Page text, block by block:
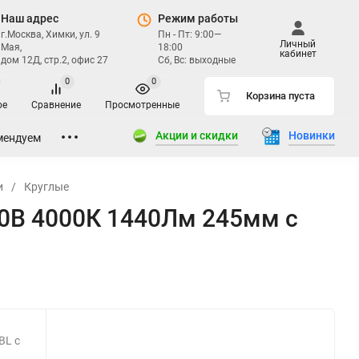
Наш адрес
г.Москва, Химки, ул. 9
Мая,
дом 12Д, стр.2, офис 27
Режим работы
Пн - Пт: 9:00—
18:00
Сб, Вс: выходные
Личный
кабинет
Сравнение
0
Просмотренные
0
Корзина пуста
Акции и скидки Новинки
/ Круглые
4000К 1440Лм 245мм с
с